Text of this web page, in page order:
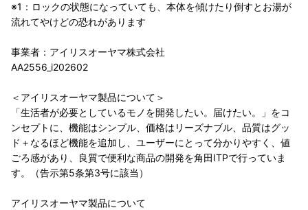
※1：ロックの状態になっていても、本体を傾けたり倒すとお湯が
流れてやけどの恐れがあります
事業者：アイリスオーヤマ株式会社
AA2556_i202602
＜アイリスオーヤマ製品について＞
「生活者が必要としているモノを開発したい。届けたい。」をコ
ンセプトに、機能はシンプル、価格はリーズナブル、品質はグッ
ド＋なるほど機能を追加し、ユーザーにとって分かりやすく、値
ごろ感があり、良質で便利な商品の開発を角田ITPで行っていま
す。（告示第5条第3号に該当）
アイリスオーヤマ製品について